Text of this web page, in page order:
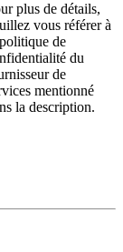
plus de détails,
vous référer à
de
du
de
mentionné
la description.